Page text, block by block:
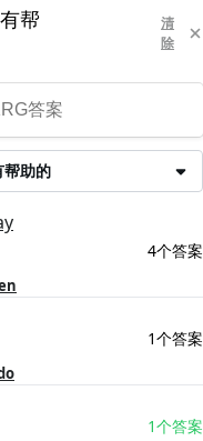
帮
清
除
帮助的
4个答案
1个答案
1个答案